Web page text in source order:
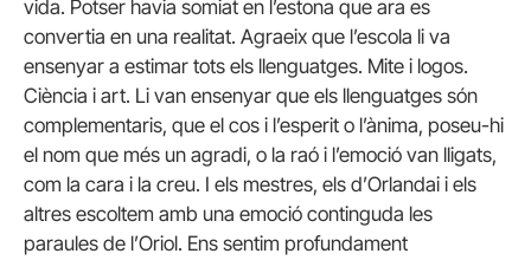
vida. Potser havia somiat en l’estona que ara es
convertia en una realitat. Agraeix que l’escola li va
ensenyar a estimar tots els llenguatges. Mite i logos.
Ciència i art. Li van ensenyar que els llenguatges són
complementaris, que el cos i l’esperit o l’ànima, poseu-hi
el nom que més un agradi, o la raó i l’emoció van lligats,
com la cara i la creu. I els mestres, els d’Orlandai i els
altres escoltem amb una emoció continguda les
paraules de l’Oriol. Ens sentim profundament